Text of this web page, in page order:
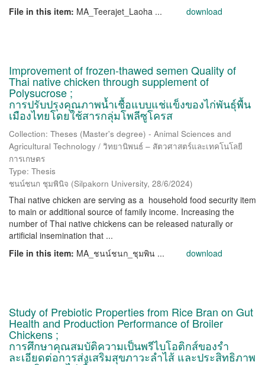
File in this item: MA_Teerajet_Laoha ... download
Improvement of frozen-thawed semen Quality of
Thai native chicken through supplement of
Polysucrose ;
การปรับปรุงคุณภาพน้ำเชื้อแบบแช่แข็งของไก่พันธุ์พื้น
เมืองไทยโดยใช้สารกลุ่มโพลีซูโครส
Collection: Theses (Master's degree) - Animal Sciences and
Agricultural Technology / วิทยานิพนธ์ – สัตวศาสตร์และเทคโนโลยี
การเกษตร
Type: Thesis
ชนน์ชนก ชุมพินิจ (Silpakorn University, 28/6/2024)
Thai native chicken are serving as a household food security item
to main or additional source of family income. Increasing the
number of Thai native chickens can be released naturally or
artificial insemination that ...
File in this item: MA_ชนน์ชนก_ชุมพิน ... download
Study of Prebiotic Properties from Rice Bran on Gut
Health and Production Performance of Broiler
Chickens ;
การศึกษาคุณสมบัติความเป็นพรีไบโอติกส์ของรำ
ละเอียดต่อการส่งเสริมสุขภาวะลำไส้ และประสิทธิภาพ